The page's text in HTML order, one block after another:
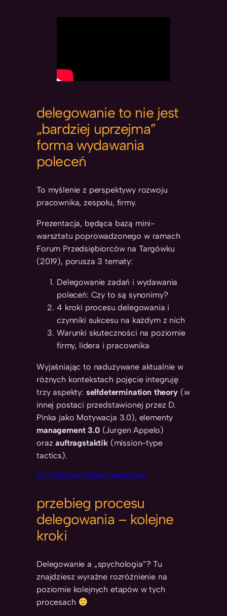
delegowanie to nie jest
„bardziej uprzejma”
forma wydawania
poleceń
To myślenie z perspektywy rozwoju
pracownika, zespołu, firmy.
Prezentacja, będąca bazą mini-
warsztatu poprowadzonego w ramach
Forum Przedsiębiorców na Targówku
(2019), porusza 3 tematy:
Delegowanie zadań i wydawania
poleceń: Czy to są synonimy?
4 kroki procesu delegowania i
czynniki sukcesu na każdym z nich
Warunki skuteczności na poziomie
firmy, lidera i pracownika
Wyjaśniając to nadużywane aktualnie w
różnych kontekstach pojęcie integruję
trzy aspekty: selfdetermination theory(w
innej postaci przedstawionej przez D.
Pinka jako Motywacja 3.0), elementy
management 3.0(Jurgen Appelo)
orazauftragstaktik(mission-type
tactics).
2019_MagdalenaRobak_Delegowanie
przebieg procesu
delegowania – kolejne
kroki
Delegowanie a „spychologia”? Tu
znajdziesz wyraźne rozróżnienie na
poziomie kolejnych etapów w tych
procesach